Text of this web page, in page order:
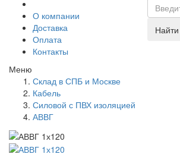
О компании
Доставка
Оплата
Контакты
Найти
Меню
Склад в СПБ и Москве
Кабель
Силовой с ПВХ изоляцией
АВВГ